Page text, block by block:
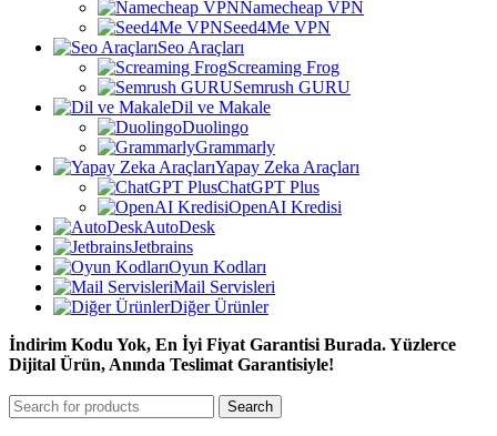
Namecheap VPN
Seed4Me VPN
Seo Araçları
Screaming Frog
Semrush GURU
Dil ve Makale
Duolingo
Grammarly
Yapay Zeka Araçları
ChatGPT Plus
OpenAI Kredisi
AutoDesk
Jetbrains
Oyun Kodları
Mail Servisleri
Diğer Ürünler
İndirim Kodu Yok, En İyi Fiyat Garantisi Burada. Yüzlerce
Dijital Ürün, Anında Teslimat Garantisiyle!
Search